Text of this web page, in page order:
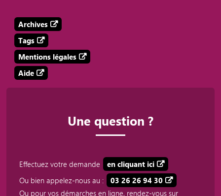
Archives
Tags
Mentions légales
Aide
Une question ?
Effectuez votre demande
en cliquant ici
Ou bien appelez-nous au :
03 26 26 94 30
Ou pour vos démarches en ligne, rendez-vous sur